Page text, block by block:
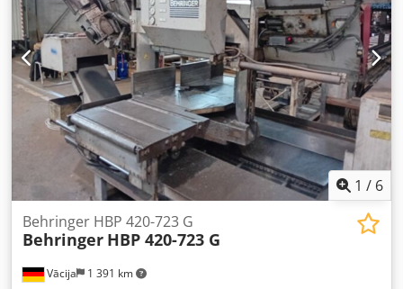
zāģrāmim, precīzai zāģslītes vadīšanai un jaudīgajai
hidrauliskajai sistēmai, šī iekārta ir ideāli piemērota
rentablam izmantošanai tērauda tirdzniecībā, mašīnbūvē,
tērauda konstrukciju ražošanā un rūpnieciskajā ražošanā.
1 / 6
Vācija 1 391 km
Behringer HBP 420-723 G
Behringer HBP 420-723 G